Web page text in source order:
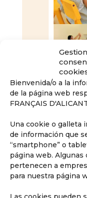
Bienvenida/o a la
de la página web
FRANÇAIS
Una cookie o galleta
de información que
“smartphone” o
página web. Algunas
pertenecen a
para nuestra página
Las cookies pueden